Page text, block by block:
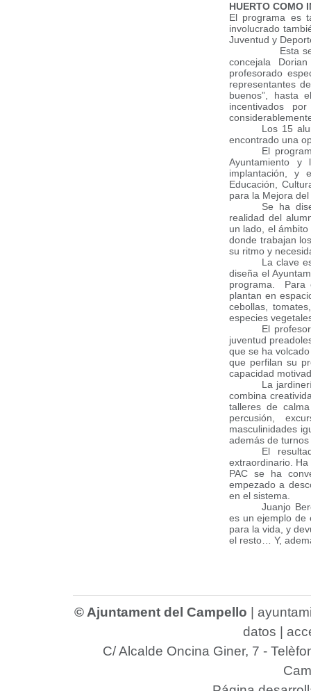
HUERTO COMO
El programa es
involucrado
Juventud y
Esta semana
concejala
profesorado
representantes
buenos”, hasta
incentivados
Los 15
encontrado una
El
Ayuntamiento
implantación, y
Educación,
para la Mejora
Se ha
realidad del
un lado, el
donde trabajan
su ritmo y
La clave
diseña el
programa. Para
plantan en
cebollas,
especies
El
juventud
que se ha
que perfilan su
capacidad
La
combina
talleres de
percusión,
masculinidades
además de
El
extraordinario.
PAC se ha
empezado a
en el sistema.
Juanjo
es un ejemplo de
para la vida, y
el resto… Y,
© Ajuntament del Campello
datos
C/ Alcalde Oncina Giner, 7 -